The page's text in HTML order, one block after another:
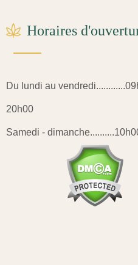
Horaires
Du lundi au
20h00
Samedi -